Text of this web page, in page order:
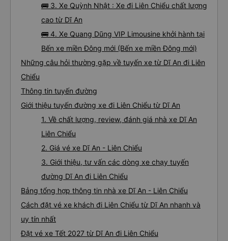
🚌 3. Xe Quỳnh Nhật : Xe đi Liên Chiểu chất lượng
cao từ Dĩ An
🚌 4. Xe Quang Dũng VIP Limousine khởi hành tại
Bến xe miền Đông mới (Bến xe miền Đông mới)
Những câu hỏi thường gặp về tuyến xe từ Dĩ An đi Liên
Chiểu
Thông tin tuyến đường
Giới thiệu tuyến đường xe đi Liên Chiểu từ Dĩ An
1. Về chất lượng, review, đánh giá nhà xe Dĩ An
Liên Chiểu
2. Giá vé xe Dĩ An - Liên Chiểu
3. Giới thiệu, tư vấn các dòng xe chạy tuyến
đường Dĩ An đi Liên Chiểu
Bảng tổng hợp thông tin nhà xe Dĩ An - Liên Chiểu
Cách đặt vé xe khách đi Liên Chiểu từ Dĩ An nhanh và
uy tín nhất
Đặt vé xe Tết 2027 từ Dĩ An đi Liên Chiểu